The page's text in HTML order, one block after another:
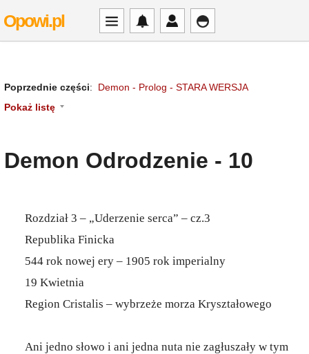
Opowi.pl
Poprzednie części: Demon - Prolog - STARA WERSJA
Pokaż listę
Demon Odrodzenie - 10
Rozdział 3 – „Uderzenie serca” – cz.3
Republika Finicka
544 rok nowej ery – 1905 rok imperialny
19 Kwietnia
Region Cristalis – wybrzeże morza Kryształowego
Ani jedno słowo i ani jedna nuta nie zagłuszały w tym